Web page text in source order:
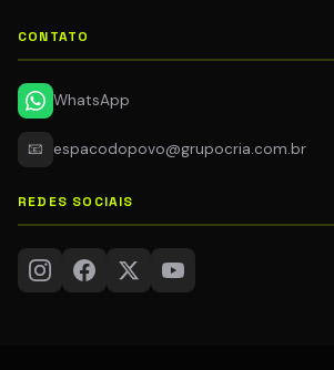
CONTATO
WhatsApp
📧 espacodopovo@grupocria.com.br
REDES SOCIAIS